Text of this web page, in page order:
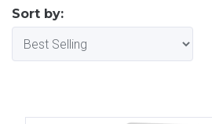
Sort by: